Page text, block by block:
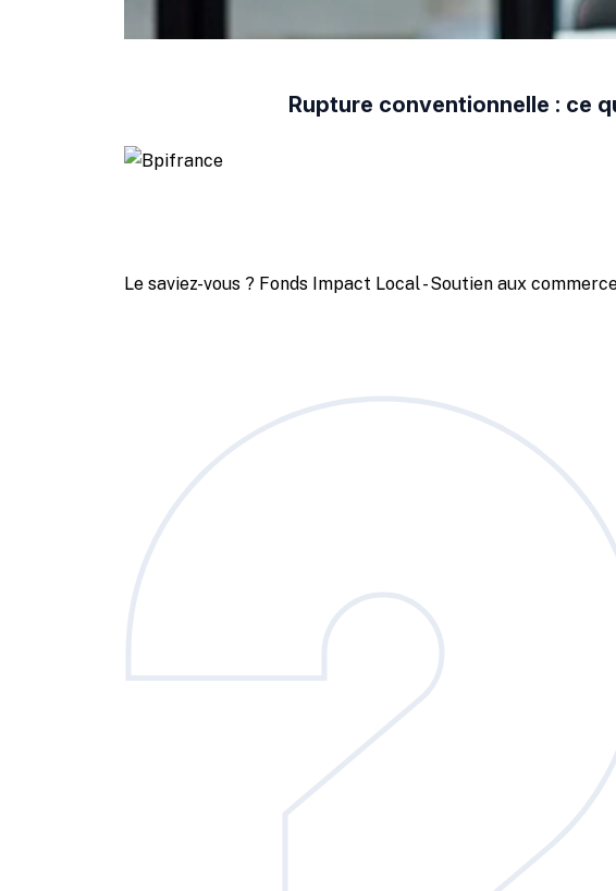
Rupture conventionnelle : ce
Le saviez-vous ? Fonds Impact Local - Soutien aux